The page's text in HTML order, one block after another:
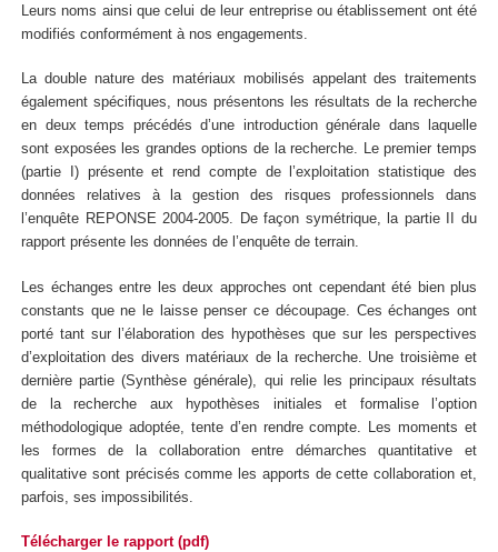
Leurs noms ainsi que celui de leur entreprise ou établissement ont été
modifiés conformément à nos engagements.
La double nature des matériaux mobilisés appelant des traitements
également spécifiques, nous présentons les résultats de la recherche
en deux temps précédés d’une introduction générale dans laquelle
sont exposées les grandes options de la recherche. Le premier temps
(partie I) présente et rend compte de l’exploitation statistique des
données relatives à la gestion des risques professionnels dans
l’enquête REPONSE 2004-2005. De façon symétrique, la partie II du
rapport présente les données de l’enquête de terrain.
Les échanges entre les deux approches ont cependant été bien plus
constants que ne le laisse penser ce découpage. Ces échanges ont
porté tant sur l’élaboration des hypothèses que sur les perspectives
d’exploitation des divers matériaux de la recherche. Une troisième et
dernière partie (Synthèse générale), qui relie les principaux résultats
de la recherche aux hypothèses initiales et formalise l’option
méthodologique adoptée, tente d’en rendre compte. Les moments et
les formes de la collaboration entre démarches quantitative et
qualitative sont précisés comme les apports de cette collaboration et,
parfois, ses impossibilités.
Télécharger le rapport (pdf)